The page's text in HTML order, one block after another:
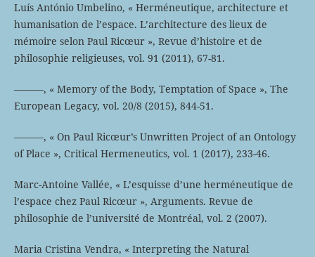
Luís António Umbelino, « Herméneutique, architecture et
humanisation de l’espace. L’architecture des lieux de
mémoire selon Paul Ricœur », Revue d’histoire et de
philosophie religieuses, vol. 91 (2011), 67-81.
———, « Memory of the Body, Temptation of Space », The
European Legacy, vol. 20/8 (2015), 844-51.
———, « On Paul Ricœur’s Unwritten Project of an Ontology
of Place », Critical Hermeneutics, vol. 1 (2017), 233-46.
Marc-Antoine Vallée, « L’esquisse d’une herméneutique de
l’espace chez Paul Ricœur », Arguments. Revue de
philosophie de l’université de Montréal, vol. 2 (2007).
Maria Cristina Vendra, « Interpreting the Natural